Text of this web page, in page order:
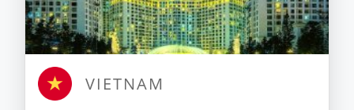
VIETNAM